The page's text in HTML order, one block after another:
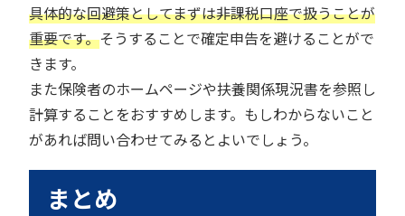
具体的な回避策としてまずは非課税口座で扱うことが
重要です。そうすることで確定申告を避けることがで
きます。
また保険者のホームページや扶養関係現況書を参照し
計算することをおすすめします。もしわからないこと
があれば問い合わせてみるとよいでしょう。
まとめ